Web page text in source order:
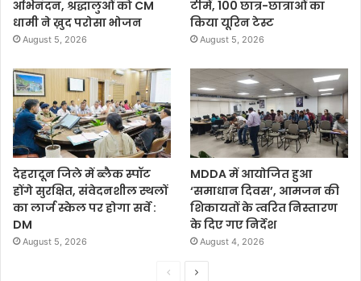
अभिनंदन, श्रद्धालुओं को CM
धामी ने ख़ुद परोसा भोजन
August 5, 2026
टीमें, 100 छात्र-छात्राओं का
किया यूरिन टेस्ट
August 5, 2026
देहरादून जिले में ब्लैक स्पॉट
होंगे सुरक्षित, संवेदनशील स्थलों
का लार्ज स्केल पर होगा सर्वे :
DM
August 5, 2026
MDDA में आयोजित हुआ
‘समाधान दिवस’, आमजन की
शिकायतों के त्वरित निस्तारण
के दिए गए निर्देश
August 4, 2026